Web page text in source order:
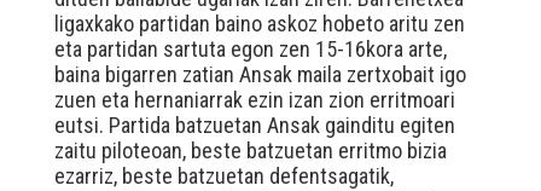
ligaxkako partidan baino askoz hobeto aritu zen
eta partidan sartuta egon zen 15-16kora arte,
baina bigarren zatian Ansak maila zertxobait igo
zuen eta hernaniarrak ezin izan zion erritmoari
eutsi. Partida batzuetan Ansak gainditu egiten
zaitu piloteoan, beste batzuetan erritmo bizia
ezarriz, beste batzuetan defentsagatik,